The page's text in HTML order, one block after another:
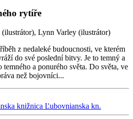
rytíře
Lynn Varley (ilustrátor)
z nedaleké budoucnosti, ve kterém
do své poslední bitvy. Je to temný a
a ponurého světa. Do světa, ve
než bojovníci...
knižnica Ľubovnianska kn.